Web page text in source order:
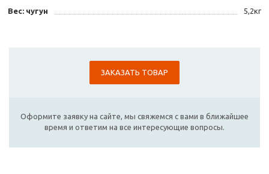
Вес: чугун 5,2кг
ЗАКАЗАТЬ ТОВАР
Оформите заявку на сайте, мы свяжемся с вами в ближайшее
время и ответим на все интересующие вопросы.